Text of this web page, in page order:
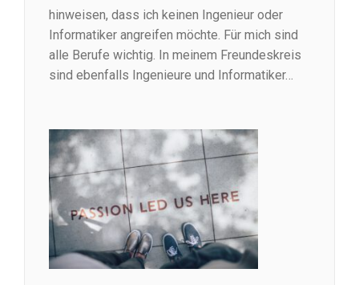
hinweisen, dass ich keinen Ingenieur oder
Informatiker angreifen möchte. Für mich sind
alle Berufe wichtig. In meinem Freundeskreis
sind ebenfalls Ingenieure und Informatiker…